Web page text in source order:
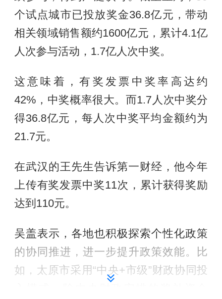
个试点城市已投放奖金36.8亿元，带动
相关领域销售额约1600亿元，累计4.1亿
人次参与活动，1.7亿人次中奖。
这意味着，有奖发票中奖率高达约
42%，中奖概率很大。而1.7人次中奖分
得36.8亿元，每人次中奖平均金额约为
21.7元。
在武汉的王先生告诉第一财经，他今年
上传有奖发票中奖11次，累计获得奖励
达到110元。
吴盖表示，各地也积极探索个性化政策
的协同推进，进一步提升政策效能。比
如，太原市采用“中央+市级”财政协同投